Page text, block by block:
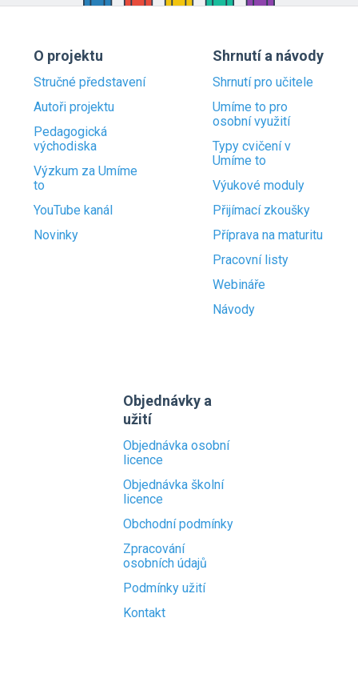
O projektu
Stručné představení
Autoři projektu
Pedagogická
východiska
Výzkum za Umíme
to
YouTube kanál
Novinky
Shrnutí a návody
Shrnutí pro učitele
Umíme to pro
osobní využití
Typy cvičení v
Umíme to
Výukové moduly
Přijímací zkoušky
Příprava na maturitu
Pracovní listy
Webináře
Návody
Objednávky a
užití
Objednávka osobní
licence
Objednávka školní
licence
Obchodní podmínky
Zpracování
osobních údajů
Podmínky užití
Kontakt